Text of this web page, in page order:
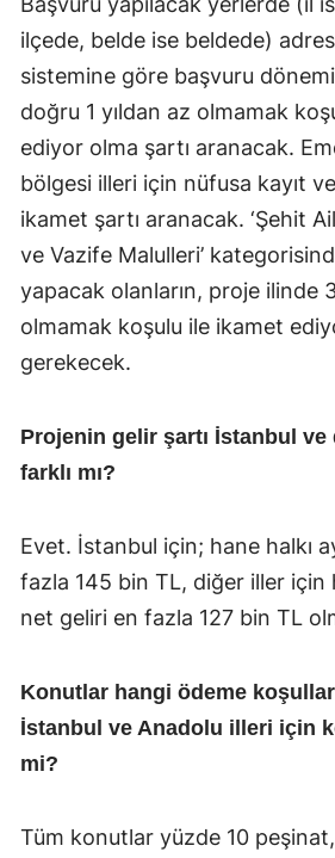
ilçede, belde ise beldede)
sistemine göre başvuru
doğru 1 yıldan az olmamak
ediyor olma şartı aranacak.
bölgesi illeri için nüfusa kayıt
ikamet şartı aranacak. ‘Şehit
ve Vazife Malulleri’
yapacak olanların, proje ilinde
olmamak koşulu ile ikamet
gerekecek.
Projenin gelir şartı İstanbul
farklı mı?
Evet. İstanbul için; hane halkı
fazla 145 bin TL, diğer iller için
net geliri en fazla 127 bin TL
Konutlar hangi ödeme
İstanbul ve Anadolu illeri için
mi?
Tüm konutlar yüzde 10